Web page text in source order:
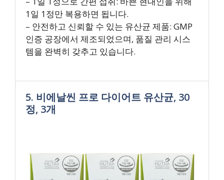
1일 1정만 복용하면 됩니다.
– 안전하고 신뢰할 수 있는 유산균 제품: GMP
인증 공장에서 제조되었으며, 품질 관리 시스
템을 완벽히 갖추고 있습니다.
5. 비에날씬 프로 다이어트 유산균, 30
정, 3개